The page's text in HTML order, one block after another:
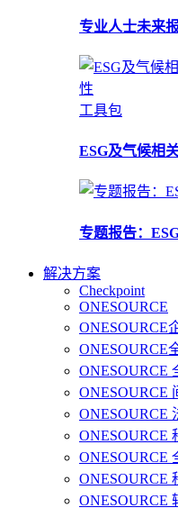
专业人士未来
工具包
ESG及气候相
专题报告：
解决方案
Checkpoint
ONESOURCE
ONESOURCE
ONESOURCE
ONESOURCE
ONESOURCE
ONESOURCE
ONESOURCE
ONESOURCE
ONESOURCE
ONESOURCE